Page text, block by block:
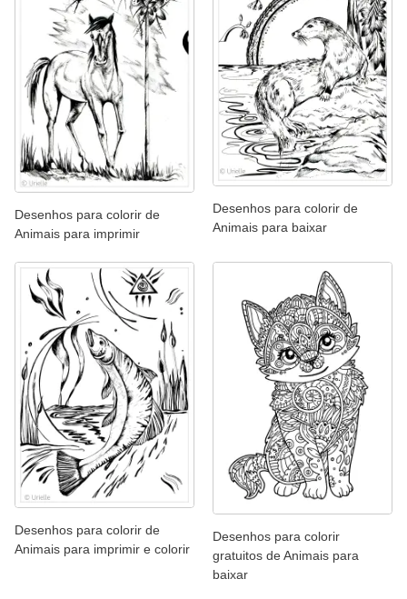
Desenhos para colorir de
Animais para imprimir
Desenhos para colorir de
Animais para baixar
Desenhos para colorir de
Animais para imprimir e colorir
Desenhos para colorir
gratuitos de Animais para
baixar